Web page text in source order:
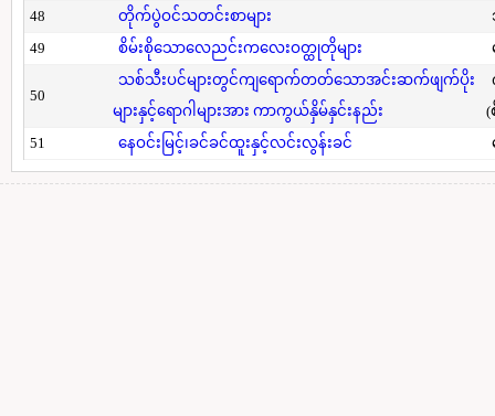
48 တိုက်ပွဲဝင်သတင်းစာများ
49
စိမ်းစိုသောလေညင်းကလေးဝတ္ထုတိုများ
50
သစ်သီးပင်များတွင်ကျရောက်တတ်သောအင်းဆက်ဖျက်ပိုး
များနှင့်ရောဂါများအား ကာကွယ်နှိမ်နှင်းနည်း
(
51
နေဝင်းမြင့်၊ခင်ခင်ထူးနှင့်လင်းလွန်းခင်